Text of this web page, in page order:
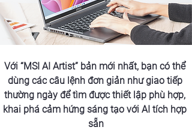
Với “MSI AI Artist” bản mới nhất, bạn có thể
dùng các câu lệnh đơn giản như giao tiếp
thường ngày để tìm được thiết lập phù hợp,
khai phá cảm hứng sáng tạo với AI tích hợp
sẵn